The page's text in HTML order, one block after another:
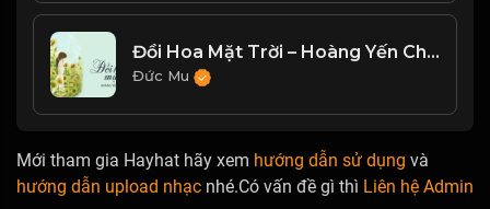
Đồi Hoa Mặt Trời – Hoàng Yến Chibi
Đức Mu
Mới tham gia Hayhat hãy xem hướng dẫn sử dụng và
hướng dẫn upload nhạc nhé.Có vấn đề gì thì Liên hệ Admin